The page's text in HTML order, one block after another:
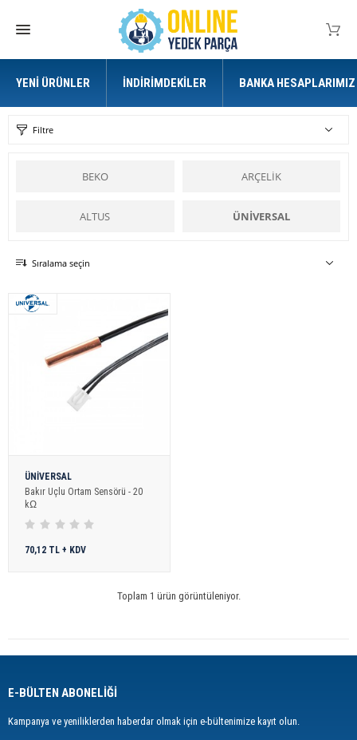
YENI ÜRÜNLER İNDIRIMDEKILER BANKA HESAPLARIMIZ
Filtre
BEKO ARÇELİK
ALTUS ÜNİVERSAL
Sıralama seçin
ÜNİVERSAL
Bakır Uçlu Ortam Sensörü - 20
kΩ
70,12 TL + KDV
Toplam 1 ürün görüntüleniyor.
E-BÜLTEN ABONELİĞİ
Kampanya ve yeniliklerden haberdar olmak için e-bültenimize kayıt olun.